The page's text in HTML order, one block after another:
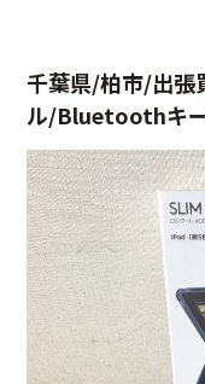
千葉県/柏市/出
ル/Bluetoothキ